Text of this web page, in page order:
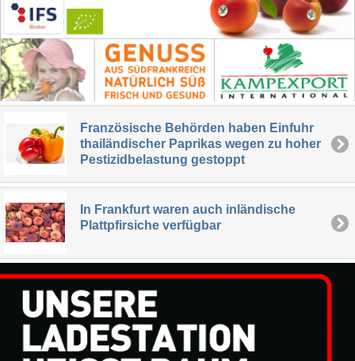
Französische Behörden haben Einfuhr
thailändischer Paprikas wegen zu hoher
Pestizidbelastung gestoppt
In Frankfurt waren auch inländische
Plattpfirsiche verfügbar